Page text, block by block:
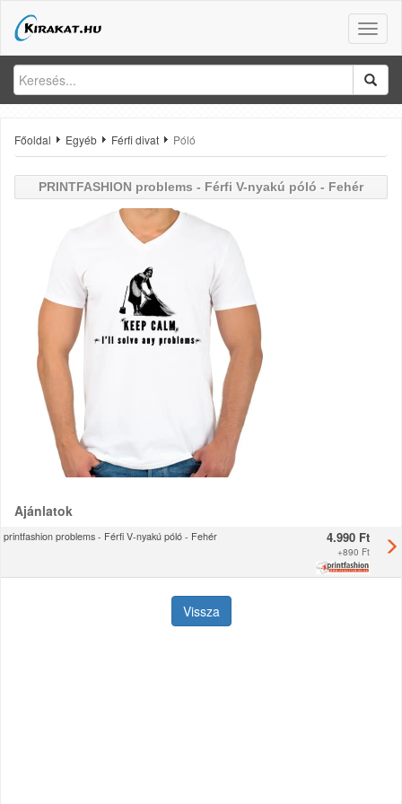
Toggle
Főoldal Egyéb Férfi divat Póló
PRINTFASHION problems - Férfi V-nyakú póló - Fehér
Ajánlatok
printfashion problems - Férfi V-nyakú póló - Fehér 4.990 Ft
+890 Ft
Vissza